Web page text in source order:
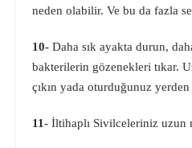
neden olabilir. Ve bu da fazla
10- Daha sık ayakta durun,
bakterilerin gözenekleri tıkar.
çıkın yada oturduğunuz
11- İltihaplı Sivilceleriniz uzun